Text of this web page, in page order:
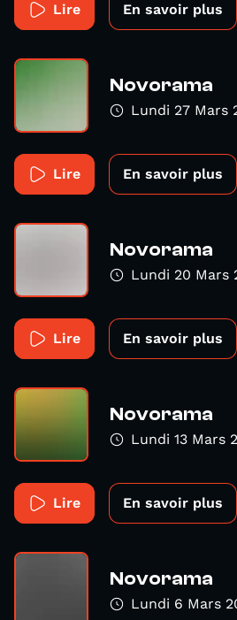
Lire En savoir plus
Novorama
Lundi 27 Mars
Lire En savoir plus
Novorama
Lundi 20 Mars
Lire En savoir plus
Novorama
Lundi 13 Mars
Lire En savoir plus
Novorama
Lundi 6 Mars